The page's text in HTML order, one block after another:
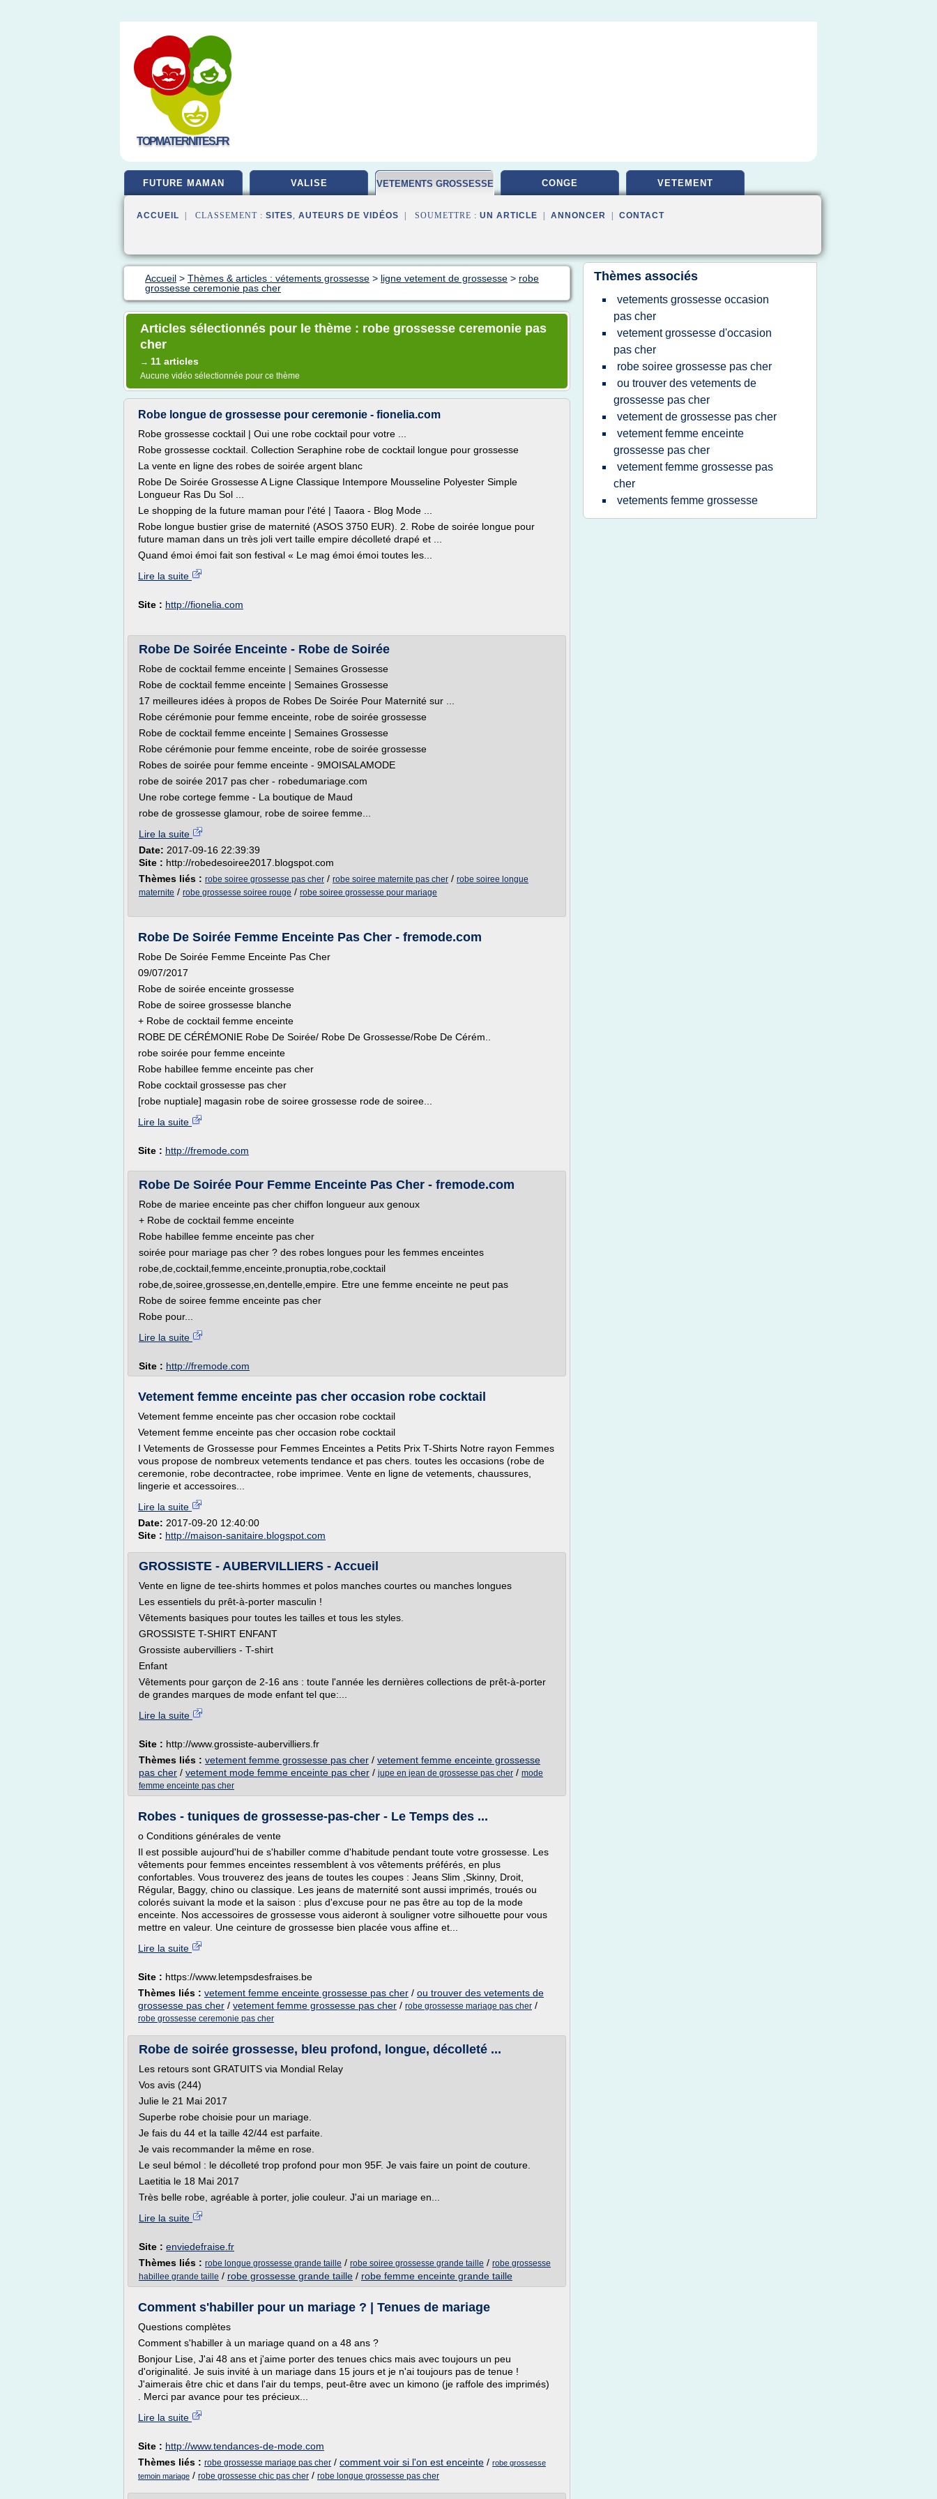
TOPMATERNITES.FR
FUTURE MAMAN VALISE VETEMENTS GROSSESSE CONGE VETEMENT
ACCUEIL | CLASSEMENT : SITES, AUTEURS DE VIDÉOS | SOUMETTRE : UN ARTICLE ANNONCER CONTACT
Accueil > Thèmes & articles : vétements grossesse > ligne vetement de grossesse > robe
grossesse ceremonie pas cher
Articles sélectionnés pour le thème : robe grossesse ceremonie pas
cher
→ 11 articles
Aucune vidéo sélectionnée pour ce thème
Robe longue de grossesse pour ceremonie - fionelia.com
Robe grossesse cocktail | Oui une robe cocktail pour votre ...
Robe grossesse cocktail. Collection Seraphine robe de cocktail longue pour grossesse
La vente en ligne des robes de soirée argent blanc
Robe De Soirée Grossesse A Ligne Classique Intempore Mousseline Polyester Simple
Longueur Ras Du Sol ...
Le shopping de la future maman pour l'été | Taaora - Blog Mode ...
Robe longue bustier grise de maternité (ASOS 3750 EUR). 2. Robe de soirée longue pour
future maman dans un très joli vert taille empire décolleté drapé et ...
Quand émoi émoi fait son festival « Le mag émoi émoi toutes les...
Lire la suite
Site : http://fionelia.com
Robe De Soirée Enceinte - Robe de Soirée
Robe de cocktail femme enceinte | Semaines Grossesse
Robe de cocktail femme enceinte | Semaines Grossesse
17 meilleures idées à propos de Robes De Soirée Pour Maternité sur ...
Robe cérémonie pour femme enceinte, robe de soirée grossesse
Robe de cocktail femme enceinte | Semaines Grossesse
Robe cérémonie pour femme enceinte, robe de soirée grossesse
Robes de soirée pour femme enceinte - 9MOISALAMODE
robe de soirée 2017 pas cher - robedumariage.com
Une robe cortege femme - La boutique de Maud
robe de grossesse glamour, robe de soiree femme...
Lire la suite
Date: 2017-09-16 22:39:39
Site : http://robedesoiree2017.blogspot.com
Thèmes liés : robe soiree grossesse pas cher / robe soiree maternite pas cher / robe soiree longue
maternite / robe grossesse soiree rouge / robe soiree grossesse pour mariage
Robe De Soirée Femme Enceinte Pas Cher - fremode.com
Robe De Soirée Femme Enceinte Pas Cher
09/07/2017
Robe de soirée enceinte grossesse
Robe de soiree grossesse blanche
+ Robe de cocktail femme enceinte
ROBE DE CÉRÉMONIE Robe De Soirée/ Robe De Grossesse/Robe De Cérém..
robe soirée pour femme enceinte
Robe habillee femme enceinte pas cher
Robe cocktail grossesse pas cher
[robe nuptiale] magasin robe de soiree grossesse rode de soiree...
Lire la suite
Site : http://fremode.com
Robe De Soirée Pour Femme Enceinte Pas Cher - fremode.com
Robe de mariee enceinte pas cher chiffon longueur aux genoux
+ Robe de cocktail femme enceinte
Robe habillee femme enceinte pas cher
soirée pour mariage pas cher ? des robes longues pour les femmes enceintes
robe,de,cocktail,femme,enceinte,pronuptia,robe,cocktail
robe,de,soiree,grossesse,en,dentelle,empire. Etre une femme enceinte ne peut pas
Robe de soiree femme enceinte pas cher
Robe pour...
Lire la suite
Site : http://fremode.com
Vetement femme enceinte pas cher occasion robe cocktail
Vetement femme enceinte pas cher occasion robe cocktail
Vetement femme enceinte pas cher occasion robe cocktail
I Vetements de Grossesse pour Femmes Enceintes a Petits Prix T-Shirts Notre rayon Femmes
vous propose de nombreux vetements tendance et pas chers. toutes les occasions (robe de
ceremonie, robe decontractee, robe imprimee. Vente en ligne de vetements, chaussures,
lingerie et accessoires...
Lire la suite
Date: 2017-09-20 12:40:00
Site : http://maison-sanitaire.blogspot.com
GROSSISTE - AUBERVILLIERS - Accueil
Vente en ligne de tee-shirts hommes et polos manches courtes ou manches longues
Les essentiels du prêt-à-porter masculin !
Vêtements basiques pour toutes les tailles et tous les styles.
GROSSISTE T-SHIRT ENFANT
Grossiste aubervilliers - T-shirt
Enfant
Vêtements pour garçon de 2-16 ans : toute l'année les dernières collections de prêt-à-porter
de grandes marques de mode enfant tel que:...
Lire la suite
Site : http://www.grossiste-aubervilliers.fr
Thèmes liés : vetement femme grossesse pas cher / vetement femme enceinte grossesse
pas cher / vetement mode femme enceinte pas cher / jupe en jean de grossesse pas cher / mode
femme enceinte pas cher
Robes - tuniques de grossesse-pas-cher - Le Temps des ...
o Conditions générales de vente
Il est possible aujourd'hui de s'habiller comme d'habitude pendant toute votre grossesse. Les
vêtements pour femmes enceintes ressemblent à vos vêtements préférés, en plus
confortables. Vous trouverez des jeans de toutes les coupes : Jeans Slim ,Skinny, Droit,
Régular, Baggy, chino ou classique. Les jeans de maternité sont aussi imprimés, troués ou
colorés suivant la mode et la saison : plus d'excuse pour ne pas être au top de la mode
enceinte. Nos accessoires de grossesse vous aideront à souligner votre silhouette pour vous
mettre en valeur. Une ceinture de grossesse bien placée vous affine et...
Lire la suite
Site : https://www.letempsdesfraises.be
Thèmes liés : vetement femme enceinte grossesse pas cher / ou trouver des vetements de
grossesse pas cher / vetement femme grossesse pas cher / robe grossesse mariage pas cher /
robe grossesse ceremonie pas cher
Robe de soirée grossesse, bleu profond, longue, décolleté ...
Les retours sont GRATUITS via Mondial Relay
Vos avis (244)
Julie le 21 Mai 2017
Superbe robe choisie pour un mariage.
Je fais du 44 et la taille 42/44 est parfaite.
Je vais recommander la même en rose.
Le seul bémol : le décolleté trop profond pour mon 95F. Je vais faire un point de couture.
Laetitia le 18 Mai 2017
Très belle robe, agréable à porter, jolie couleur. J'ai un mariage en...
Lire la suite
Site : enviedefraise.fr
Thèmes liés : robe longue grossesse grande taille / robe soiree grossesse grande taille / robe grossesse
habillee grande taille / robe grossesse grande taille / robe femme enceinte grande taille
Comment s'habiller pour un mariage ? | Tenues de mariage
Questions complètes
Comment s'habiller à un mariage quand on a 48 ans ?
Bonjour Lise, J'ai 48 ans et j'aime porter des tenues chics mais avec toujours un peu
d'originalité. Je suis invité à un mariage dans 15 jours et je n'ai toujours pas de tenue !
J'aimerais être chic et dans l'air du temps, peut-être avec un kimono (je raffole des imprimés)
. Merci par avance pour tes précieux...
Lire la suite
Site : http://www.tendances-de-mode.com
Thèmes liés : robe grossesse mariage pas cher / comment voir si l'on est enceinte / robe grossesse
temoin mariage / robe grossesse chic pas cher / robe longue grossesse pas cher
Thèmes associés
vetements grossesse occasion
pas cher
vetement grossesse d'occasion
pas cher
robe soiree grossesse pas cher
ou trouver des vetements de
grossesse pas cher
vetement de grossesse pas cher
vetement femme enceinte
grossesse pas cher
vetement femme grossesse pas
cher
vetements femme grossesse